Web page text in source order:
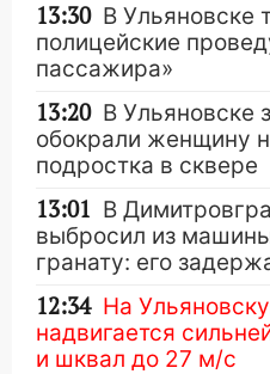
13:30 В Ульяновске
полицейские
пассажира»
13:20 В Ульяновске
обокрали женщину
подростка в сквере
13:01 В
выбросил из
гранату: его
12:34 На
надвигается
и шквал до 27 м/с